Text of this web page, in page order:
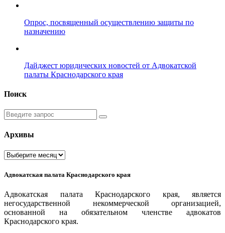
Опрос, посвященный осуществлению защиты по
назначению
Дайджест юридических новостей от Адвокатской
палаты Краснодарского края
Поиск
Введите
запрос
Архивы
Архивы
Адвокатская палата Краснодарского края
Адвокатская палата Краснодарского края, является
негосударственной некоммерческой организацией,
основанной на обязательном членстве адвокатов
Краснодарского края.